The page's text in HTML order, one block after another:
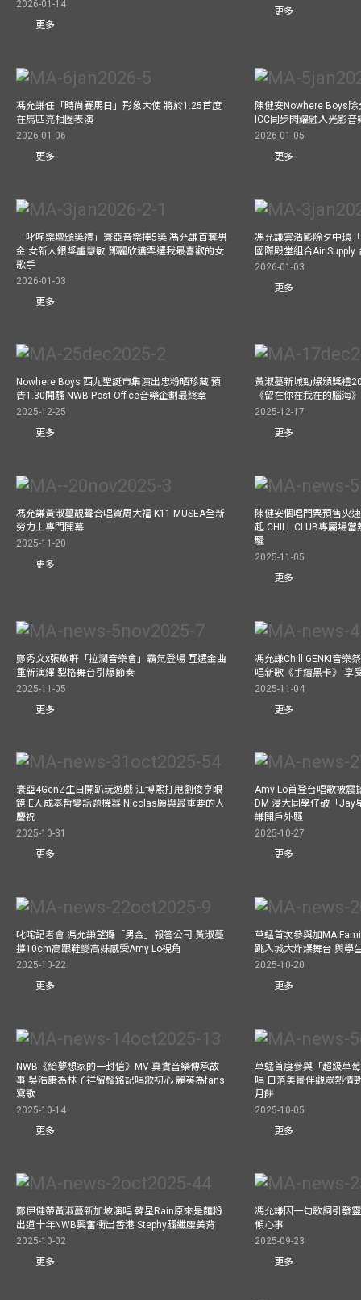
2026-01-14
更多
更多
馮允謙任「時尚賽馬日」形象大使 將於1.25首度
在馬匹亮相圈表演
2026-01-06
更多
陳健安Nowhere Boys
ICC同步閃耀融入光影音
2026-01-05
更多
「叱咤樂壇頒獎禮」寰亞音樂捧5獎 馮允謙首奪男
金 女新人銀獎盧慧敏 鄧麗欣獲票選我最喜歡的女
歌手
2026-01-03
更多
馮允謙雲浩影除夕中環
國際殿堂組合Air Supply
2026-01-03
更多
Nowhere Boys 西九聖誕市集演出忠粉晒珍藏 預
告1.30開騷 NWB Post Office音樂企劃最終章
2025-12-25
更多
黃淑蔓新城勁爆頒獎禮
《留在你在我在的腦海
2025-12-17
更多
馮允謙黃淑蔓靚聲合唱賀周大福 K11 MUSEA全新
勞力士專門開幕
2025-11-20
更多
陳健安個唱門票預售火
起 CHILL CLUB專屬場
騷
2025-11-05
更多
鄭秀文x張敬軒「拉濶音樂會」霸氣登場 互選金曲
重新演繹 型格舞台引爆節奏
2025-11-05
更多
馮允謙Chill GENKI音樂
唱新歌《手繪黑卡》 享
2025-11-04
更多
寰亞4GenZ生日開趴玩遊戲 江博熙打甩劉俊亨眼
鏡 E人成基哲變話題機器 Nicolas願與最重要的人
慶祝
2025-10-31
更多
Amy Lo首登台唱歌被震
DM 浸大同學仔破「Jay
謙開戶外騷
2025-10-27
更多
叱咤記者會 馮允謙望攞「男金」報答公司 黃淑蔓
撐10cm高跟鞋變高妹感受Amy Lo視角
2025-10-22
更多
草蜢首次參與加MA
跳入城大炸爆舞台 與學
2025-10-20
更多
NWB《給夢想家的一封信》MV 真實音樂傳承故
事 吳浩康為林子祥留鬚銘記唱歌初心 麗英為fans
寫歌
2025-10-14
更多
草蜢首度參與「超級草
唱 日落美景伴觀眾熱情
月餅
2025-10-05
更多
鄭伊健帶黃淑蔓新加坡演唱 韓星Rain原來是麵粉
出道十年NWB興奮衝出香港 Stephy騷纖腰美背
2025-10-02
更多
馮允謙因一句歌詞引發
傾心事
2025-09-23
更多